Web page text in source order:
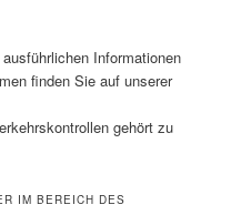
Informationen
finden Sie auf unserer
gehört zu
IM BEREICH DES